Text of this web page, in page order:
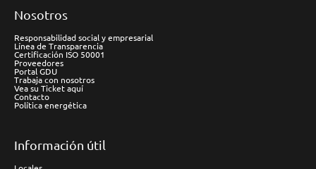
Nosotros
Responsabilidad social y empresarial
Línea de Transparencia
Certificación ISO 50001
Proveedores
Portal GDU
Trabaja con nosotros
Vea su Ticket aquí
Contacto
Política energética
Información útil